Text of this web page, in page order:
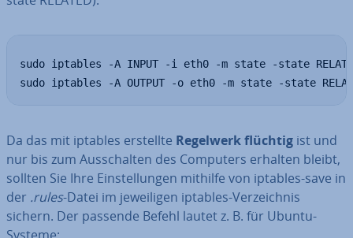
sudo iptables -A INPUT -i eth0 -m state -state
sudo iptables -A OUTPUT -o eth0 -m state -state
Da das mit iptables erstellte Regelwerk flüchtig ist und
nur bis zum Aus­schal­ten des Computers erhalten bleibt,
sollten Sie Ihre Ein­stel­lun­gen mithilfe von iptables-save in
der .rules-Datei im je­wei­li­gen iptables-Ver­zeich­nis
sichern. Der passende Befehl lautet z. B. für Ubuntu-